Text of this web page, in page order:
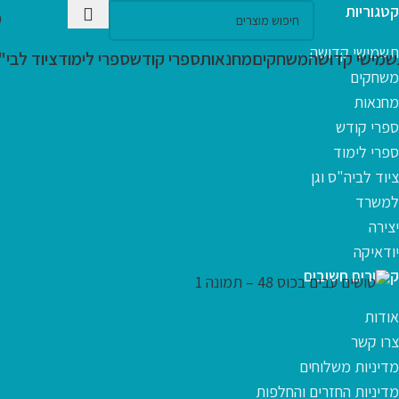
קדושהמשחקיםמחנאותספרי קודשספרי לימודציוד
המרכז לספר בתוך הקלמר טושים
48 טושים עבים בכוס
₪40.00
הוספה לסל
קטגוריה:
שיתפו:
לחץ להגדלה
מוצרים קשורים
קטגוריות
תשמישי קדושה
משחקים
מחנאות
ספרי קודש
ספרי לימוד
ציוד לביה"ס וגן
למשרד
יצירה
יודאיקה
קישורים חשובים
אודות
צרו קשר
מדיניות משלוחים
מדיניות החזרים והחלפות